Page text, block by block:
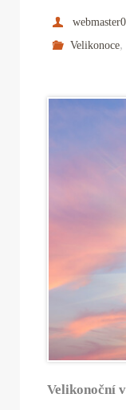
Velikonoce,
Velikonoční